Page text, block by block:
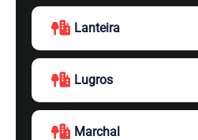
Lanteira
Lugros
Marchal